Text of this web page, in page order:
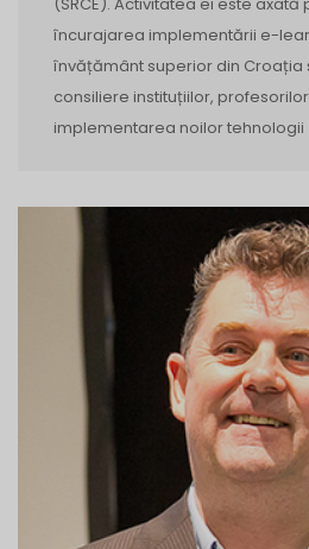
(SRCE). Activitatea ei este
încurajarea implementării e-
învățământ superior din Croația
consiliere instituțiilor,
implementarea noilor tehnologii